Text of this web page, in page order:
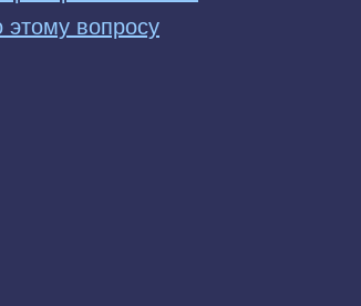
вопросу